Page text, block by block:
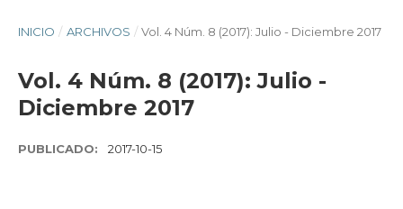
INICIO / ARCHIVOS / Vol. 4 Núm. 8 (2017): Julio - Diciembre 2017
Vol. 4 Núm. 8 (2017): Julio -
Diciembre 2017
PUBLICADO: 2017-10-15